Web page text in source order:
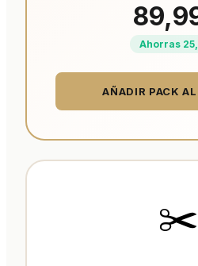
Ahorras
AÑADIR PACK
✂️